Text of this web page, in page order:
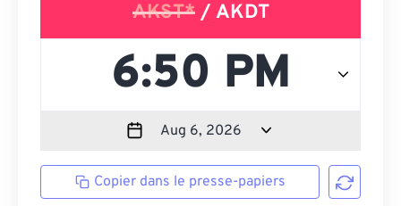
AKST*/ AKDT
Copier dans le presse-papiers